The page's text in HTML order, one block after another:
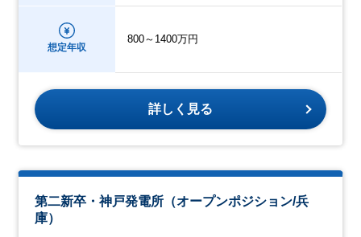
想定年収
800～1400万円
詳しく見る
第二新卒・神戸発電所（オープンポジション/兵
庫）